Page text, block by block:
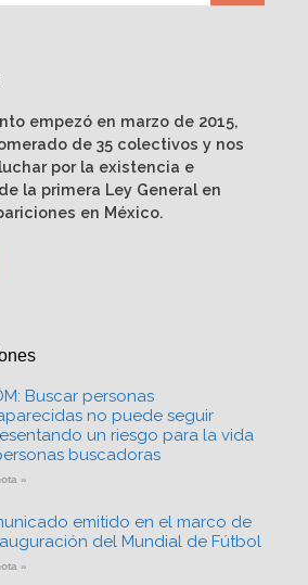
empezó en marzo de 2015,
de 35 colectivos y nos
por la existencia e
la primera Ley General en
en México.
Buscar personas
no puede seguir
un riesgo para la vida
buscadoras
»
emitido en el marco de
del Mundial de Fútbol
»